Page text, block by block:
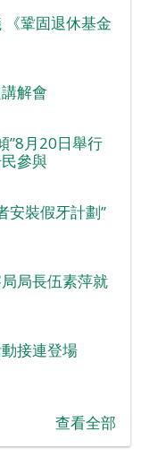
鞏固退休基金
解會
”8月20日舉行
參與
安裝假牙計劃”
局長伍素萍就
接連登場
查看全部